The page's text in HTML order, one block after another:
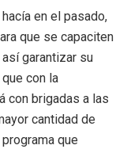
en el pasado,
que se capaciten
garantizar su
con la
con brigadas a las
cantidad de
que